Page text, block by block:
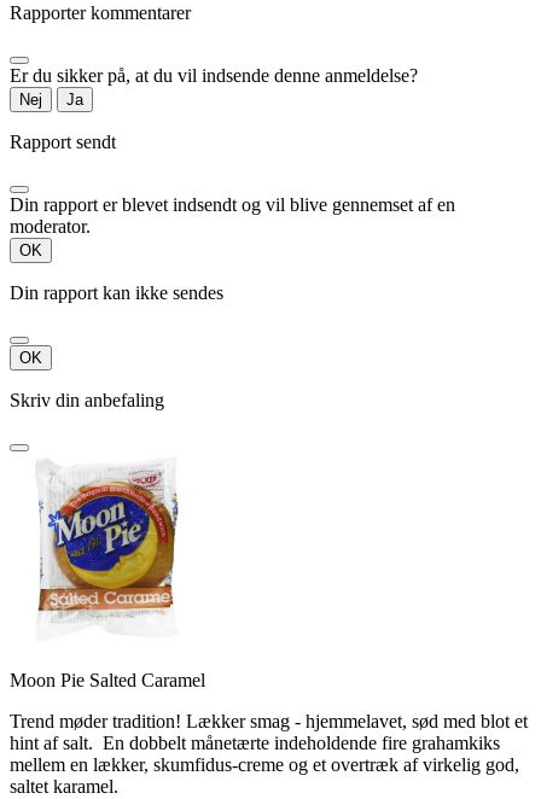
Rapporter kommentarer
Er du sikker på, at du vil indsende denne anmeldelse?
Nej Ja
Rapport sendt
Din rapport er blevet indsendt og vil blive gennemset af en
moderator.
OK
Din rapport kan ikke sendes
OK
Skriv din anbefaling
Moon Pie Salted Caramel
Trend møder tradition! Lækker smag - hjemmelavet, sød med blot et
hint af salt. En dobbelt månetærte indeholdende fire grahamkiks
mellem en lækker, skumfidus-creme og et overtræk af virkelig god,
saltet karamel.